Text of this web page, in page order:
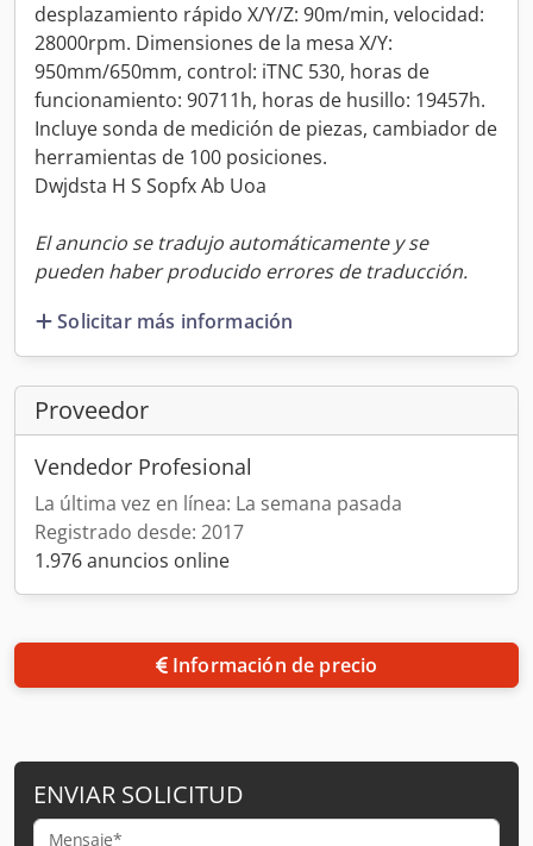
desplazamiento rápido X/Y/Z: 90m/min, velocidad:
28000rpm. Dimensiones de la mesa X/Y:
950mm/650mm, control: iTNC 530, horas de
funcionamiento: 90711h, horas de husillo: 19457h.
Incluye sonda de medición de piezas, cambiador de
herramientas de 100 posiciones.
Dwjdsta H S Sopfx Ab Uoa
El anuncio se tradujo automáticamente y se
pueden haber producido errores de traducción.
Solicitar más información
Proveedor
Vendedor Profesional
La última vez en línea: La semana pasada
Registrado desde: 2017
1.976 anuncios online
Información de precio
ENVIAR SOLICITUD
Mensaje*